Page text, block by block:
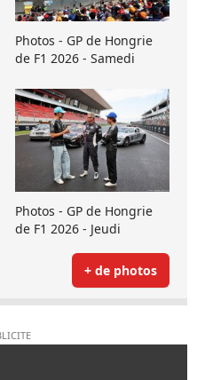
Photos - GP de Hongrie
de F1 2026 - Samedi
Photos - GP de Hongrie
de F1 2026 - Jeudi
+ de photos